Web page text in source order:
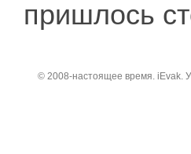
пришлось
© 2008-настоящее время. iEvak.